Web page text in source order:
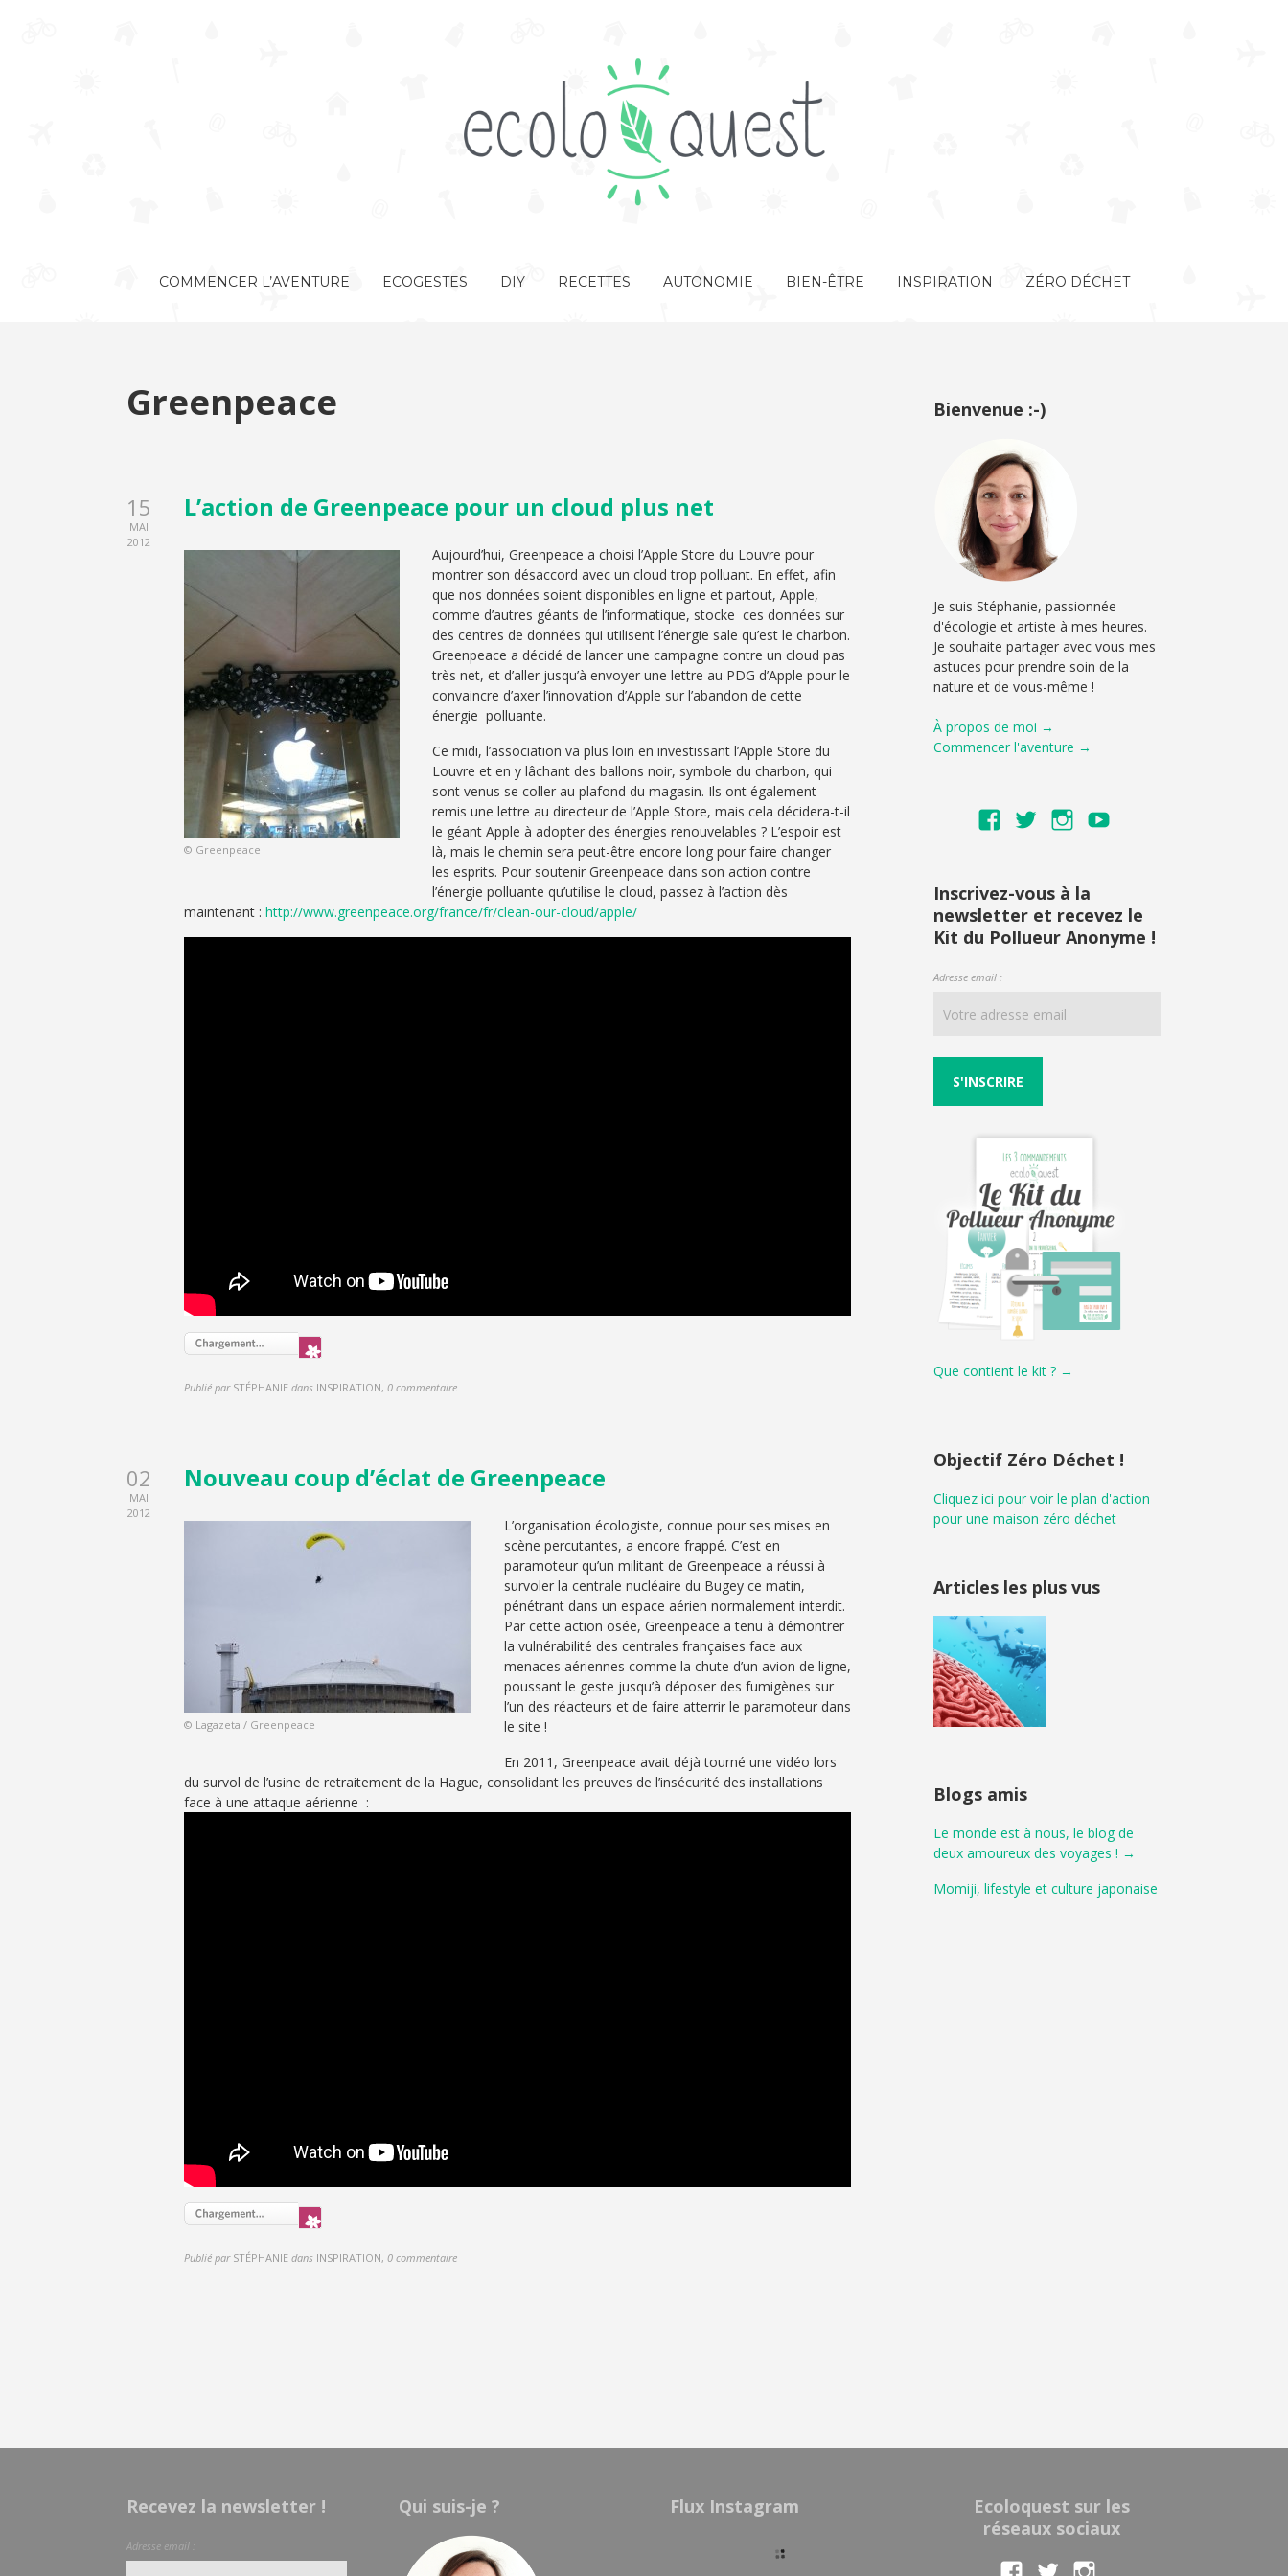
COMMENCER L’AVENTURE ECOGESTES DIY RECETTES AUTONOMIE BIEN-ÊTRE INSPIRATION ZÉRO DÉCHET
Greenpeace
15
MAI
2012
L’action de Greenpeace pour un cloud plus net
© Greenpeace
Aujourd’hui, Greenpeace a choisi l’Apple Store du Louvre pour
montrer son désaccord avec un cloud trop polluant. En effet, afin
que nos données soient disponibles en ligne et partout, Apple,
comme d’autres géants de l’informatique, stocke ces données sur
des centres de données qui utilisent l’énergie sale qu’est le charbon.
Greenpeace a décidé de lancer une campagne contre un cloud pas
très net, et d’aller jusqu’à envoyer une lettre au PDG d’Apple pour le
convaincre d’axer l’innovation d’Apple sur l’abandon de cette
énergie polluante.
Ce midi, l’association va plus loin en investissant l’Apple Store du
Louvre et en y lâchant des ballons noir, symbole du charbon, qui
sont venus se coller au plafond du magasin. Ils ont également
remis une lettre au directeur de l’Apple Store, mais cela décidera-t-il
le géant Apple à adopter des énergies renouvelables ? L’espoir est
là, mais le chemin sera peut-être encore long pour faire changer
les esprits. Pour soutenir Greenpeace dans son action contre
l’énergie polluante qu’utilise le cloud, passez à l’action dès
maintenant : http://www.greenpeace.org/france/fr/clean-our-cloud/apple/
Publié par STÉPHANIE dans INSPIRATION, 0 commentaire
02
MAI
2012
Nouveau coup d’éclat de Greenpeace
© Lagazeta / Greenpeace
L’organisation écologiste, connue pour ses mises en
scène percutantes, a encore frappé. C’est en
paramoteur qu’un militant de Greenpeace a réussi à
survoler la centrale nucléaire du Bugey ce matin,
pénétrant dans un espace aérien normalement interdit.
Par cette action osée, Greenpeace a tenu à démontrer
la vulnérabilité des centrales françaises face aux
menaces aériennes comme la chute d’un avion de ligne,
poussant le geste jusqu’à déposer des fumigènes sur
l’un des réacteurs et de faire atterrir le paramoteur dans
le site !
En 2011, Greenpeace avait déjà tourné une vidéo lors
du survol de l’usine de retraitement de la Hague, consolidant les preuves de l’insécurité des installations
face à une attaque aérienne :
Publié par STÉPHANIE dans INSPIRATION, 0 commentaire
Bienvenue :-)
Je suis Stéphanie, passionnée
d'écologie et artiste à mes heures.
Je souhaite partager avec vous mes
astuces pour prendre soin de la
nature et de vous-même !
À propos de moi →
Commencer l'aventure →
Voir
de
ecoloquest
sur
Voir
de
ecoloquest
sur
Voir
de
ecoloquest
sur AiuYw
Inscrivez-vous à la
newsletter et recevez le
Kit du Pollueur Anonyme !
Adresse email :
Que contient le kit ? →
Objectif Zéro Déchet !
Cliquez ici pour voir le plan d'action
pour une maison zéro déchet
Articles les plus vus
Blogs amis
Le monde est à nous, le blog de
deux amoureux des voyages ! →
Momiji, lifestyle et culture japonaise
Recevez la newsletter !
Adresse email :
Qui suis-je ? Flux Instagram
Ecoloquest sur les
réseaux sociaux